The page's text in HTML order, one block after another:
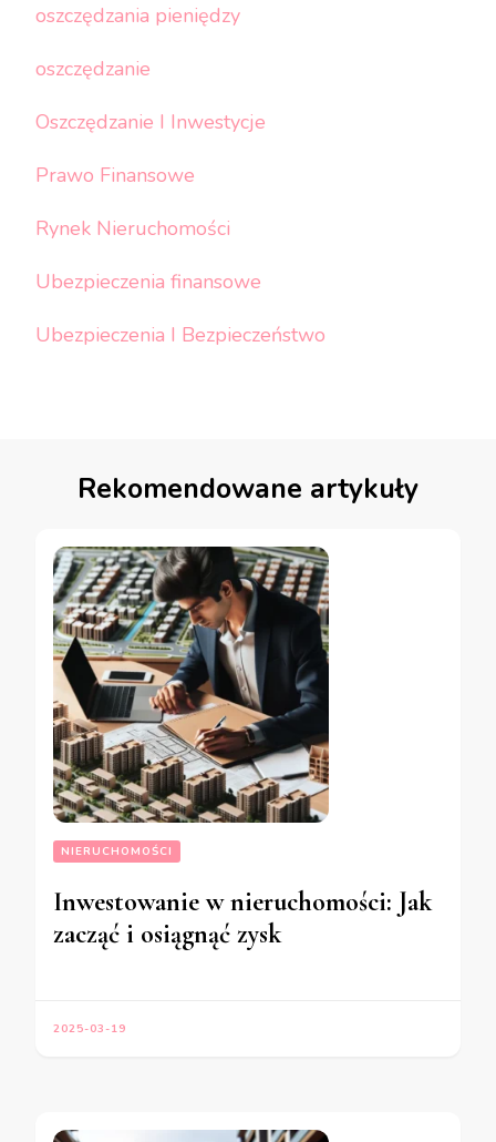
oszczędzania pieniędzy
oszczędzanie
Oszczędzanie I Inwestycje
Prawo Finansowe
Rynek Nieruchomości
Ubezpieczenia finansowe
Ubezpieczenia I Bezpieczeństwo
Rekomendowane artykuły
NIERUCHOMOŚCI
Inwestowanie w nieruchomości: Jak
zacząć i osiągnąć zysk
2025-03-19